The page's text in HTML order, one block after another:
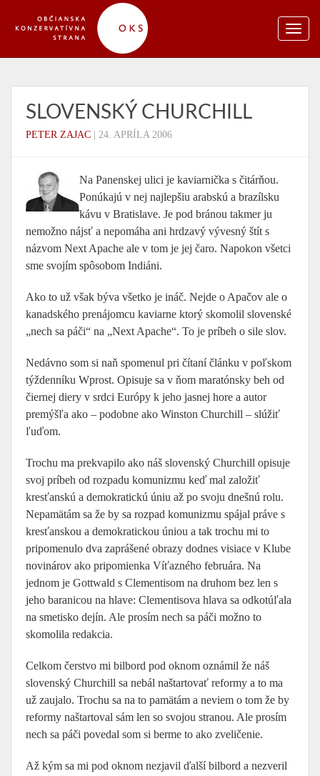
SLOVENSKÝ CHURCHILL
PETER ZAJAC 24. APRÍLA 2006
Na Panenskej ulici je kaviarnička s čitárňou.
Ponúkajú v nej najlepšiu arabskú a brazílsku
kávu v Bratislave. Je pod bránou takmer ju
nemožno nájsť a nepomáha ani hrdzavý vývesný štít s
názvom Next Apache ale v tom je jej čaro. Napokon všetci
sme svojím spôsobom Indiáni.
Ako to už však býva všetko je ináč. Nejde o Apačov ale o
kanadského prenájomcu kaviarne ktorý skomolil slovenské
„nech sa páči“ na „Next Apache“. To je príbeh o sile slov.
Nedávno som si naň spomenul pri čítaní článku v poľskom
týždenníku Wprost. Opisuje sa v ňom maratónsky beh od
čiernej diery v srdci Európy k jeho jasnej hore a autor
premýšľa ako – podobne ako Winston Churchill – slúžiť
ľuďom.
Trochu ma prekvapilo ako náš slovenský Churchill opisuje
svoj príbeh od rozpadu komunizmu keď mal založiť
kresťanskú a demokratickú úniu až po svoju dnešnú rolu.
Nepamätám sa že by sa rozpad komunizmu spájal práve s
kresťanskou a demokratickou úniou a tak trochu mi to
pripomenulo dva zaprášené obrazy dodnes visiace v Klube
novinárov ako pripomienka Víťazného februára. Na
jednom je Gottwald s Clementisom na druhom bez len s
jeho baranicou na hlave: Clementisova hlava sa odkotúľala
na smetisko dejín. Ale prosím nech sa páči možno to
skomolila redakcia.
Celkom čerstvo mi bilbord pod oknom oznámil že náš
slovenský Churchill sa nebál naštartovať reformy a to ma
už zaujalo. Trochu sa na to pamätám a neviem o tom že by
reformy naštartoval sám len so svojou stranou. Ale prosím
nech sa páči povedal som si berme to ako zveličenie.
Až kým sa mi pod oknom nezjavil ďalší bilbord a nezveril